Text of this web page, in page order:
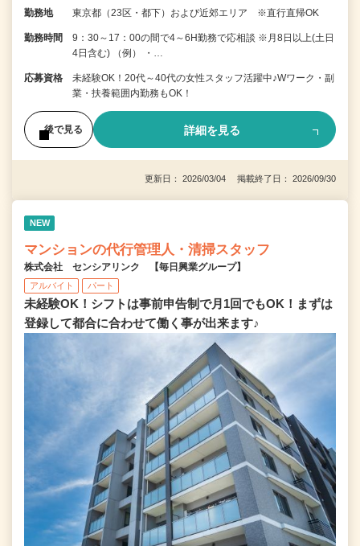
勤務地 東京都（23区・都下）および近郊エリア ※直行直帰OK
勤務時間
9：30～17：00の間で4～6H勤務で応相談 ※月8日以上(土日
4日含む) （例） ・…
応募資格
未経験OK！20代～40代の女性スタッフ活躍中♪Wワーク・副
業・扶養範囲内勤務もOK！
後で見る 詳細を見る
更新日： 2026/03/04 掲載終了日： 2026/09/30
NEW
マンションの代行管理人・清掃スタッフ
株式会社 センシアリンク 【毎日興業グループ】
アルバイト パート
未経験OK！シフトは事前申告制で月1回でもOK！まずは
登録して都合に合わせて働く事が出来ます♪